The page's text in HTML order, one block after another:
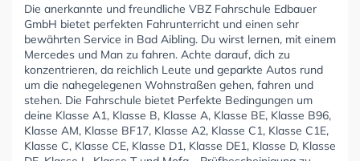
Die anerkannte und freundliche VBZ Fahrschule Edbauer
GmbH bietet perfekten Fahrunterricht und einen sehr
bewährten Service in Bad Aibling. Du wirst lernen, mit einem
Mercedes und Man zu fahren. Achte darauf, dich zu
konzentrieren, da reichlich Leute und geparkte Autos rund
um die nahegelegenen Wohnstraßen gehen, fahren und
stehen. Die Fahrschule bietet Perfekte Bedingungen um
deine Klasse A1, Klasse B, Klasse A, Klasse BE, Klasse B96,
Klasse AM, Klasse BF17, Klasse A2, Klasse C1, Klasse C1E,
Klasse C, Klasse CE, Klasse D1, Klasse DE1, Klasse D, Klasse